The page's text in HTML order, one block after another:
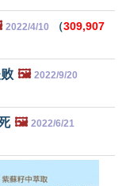
2022/4/10 （309,907
🖼️ 2022/9/20
🖼️ 2022/6/21